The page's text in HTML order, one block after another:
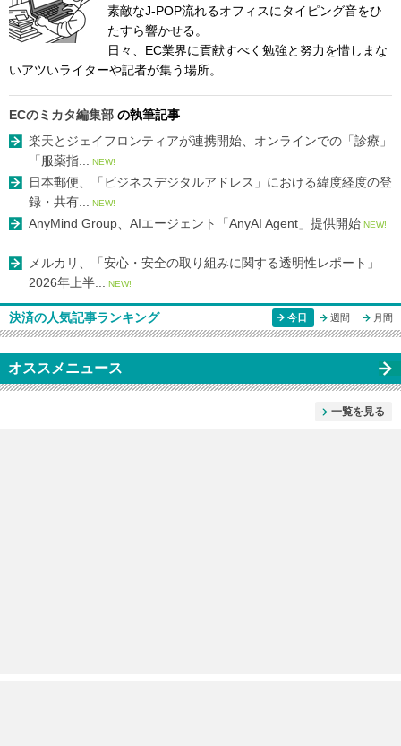
素敵なJ-POP流れるオフィスにタイピング音をひ
たすら響かせる。
日々、EC業界に貢献すべく勉強と努力を惜しまな
いアツいライターや記者が集う場所。
ECのミカタ編集部 の執筆記事
楽天とジェイフロンティアが連携開始、オンラインでの「診療」
「服薬指... NEW!
日本郵便、「ビジネスデジタルアドレス」における緯度経度の登
録・共有... NEW!
AnyMind Group、AIエージェント「AnyAI Agent」提供開始 NEW!
メルカリ、「安心・安全の取り組みに関する透明性レポート」
2026年上半... NEW!
決済の人気記事ランキング 今日 週間 月間
オススメニュース
一覧を見る